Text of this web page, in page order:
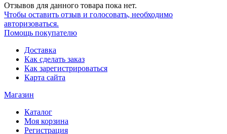
Отзывов для данного товара пока нет.
Чтобы оcтавить отзыв и голосовать, необходимо
авторизоваться.
Помощь покупателю
Доставка
Как сделать заказ
Как зарегистрироваться
Карта сайта
Магазин
Каталог
Моя корзина
Регистрация